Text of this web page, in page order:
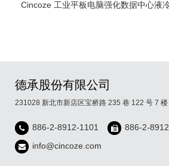
Cincoze 工业平板电脑强化数据中心液
德承股份有限公司
231028 新北市新店区宝桥路 235 巷 122 号 7 楼
886-2-8912-1101
886-2-
info@cincoze.com